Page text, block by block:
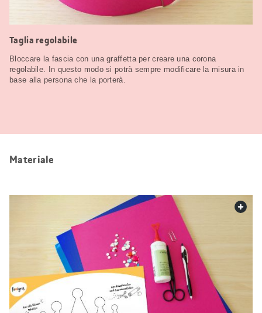
Taglia regolabile
Bloccare la fascia con una graffetta per creare una corona
regolabile. In questo modo si potrà sempre modificare la misura in
base alla persona che la porterà.
Materiale